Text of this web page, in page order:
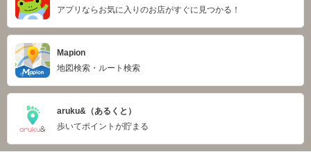
アプリならお気に入りのお店がすぐに見つかる！
Mapion
地図検索・ルート検索
aruku&（あるくと）
歩いてポイントが貯まる